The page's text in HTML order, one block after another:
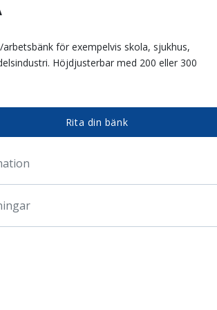
arbetsbänk för exempelvis skola, sjukhus,
Höjdjusterbar med 200 eller 300
Rita din bänk